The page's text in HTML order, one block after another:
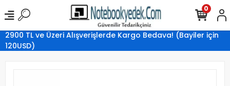
2900 TL ve Üzeri Alışverişlerde Kargo Bedava! (Bayiler için
120USD)
0